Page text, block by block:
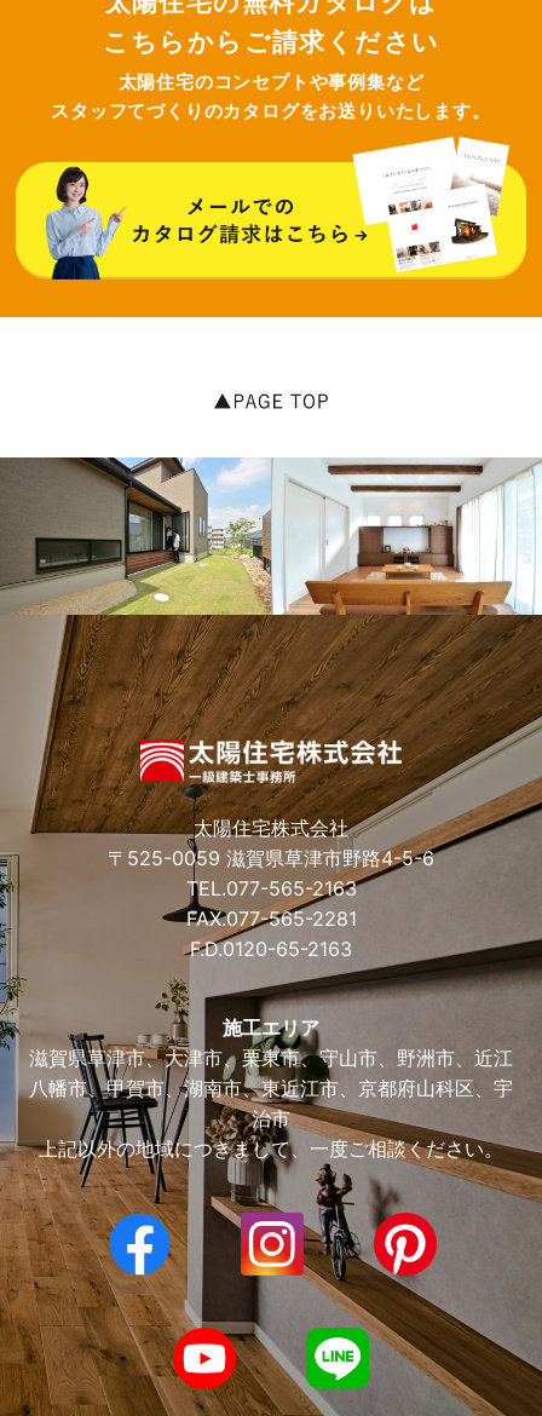
こちらからご請求ください
太陽住宅のコンセプトや事例集など
スタッフてづくりのカタログをお送りいたします。
太陽住宅株式会社
〒525-0059 滋賀県草津市野路4-5-6
TEL.077-565-2163
FAX.077-565-2281
F.D.0120-65-2163
施工エリア
滋賀県草津市、大津市、栗東市、守山市、野洲市、近江
八幡市、甲賀市、湖南市、東近江市、京都府山科区、宇
治市
上記以外の地域につきまして、一度ご相談ください。